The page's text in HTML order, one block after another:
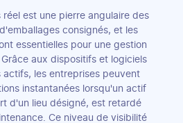
réel est une pierre angulaire des
consignés, et les
essentielles pour une gestion
aux dispositifs et logiciels
actifs, les entreprises peuvent
instantanées lorsqu'un actif
d'un lieu désigné, est retardé
Ce niveau de visibilité